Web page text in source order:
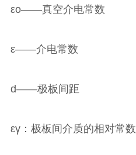
εο——真空介电常数
ε——介电常数
d——极板间距
εγ：极板间介质的相对常数